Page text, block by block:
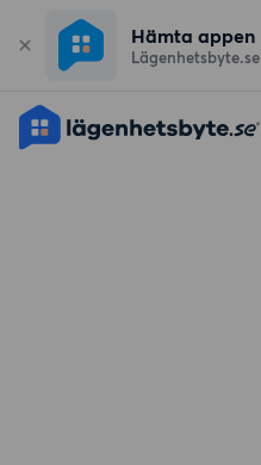
Hämta appen
Lägenhetsbyte.se